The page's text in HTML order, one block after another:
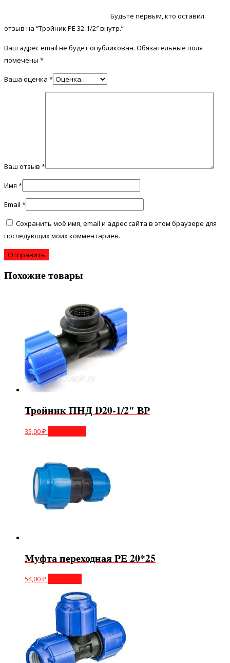
Будьте первым, кто оставил
отзыв на “Тройник PE 32-1/2″ внутр.”
Ваш адрес email не будет опубликован. Обязательные поля
помечены *
Ваша оценка *
Ваш отзыв *
Имя *
Email *
Сохранить моё имя, email и адрес сайта в этом браузере для
последующих моих комментариев.
Похожие товары
Тройник ПНД D20-1/2″ ВР
35,00₽
Муфта переходная РЕ 20*25
54,00₽